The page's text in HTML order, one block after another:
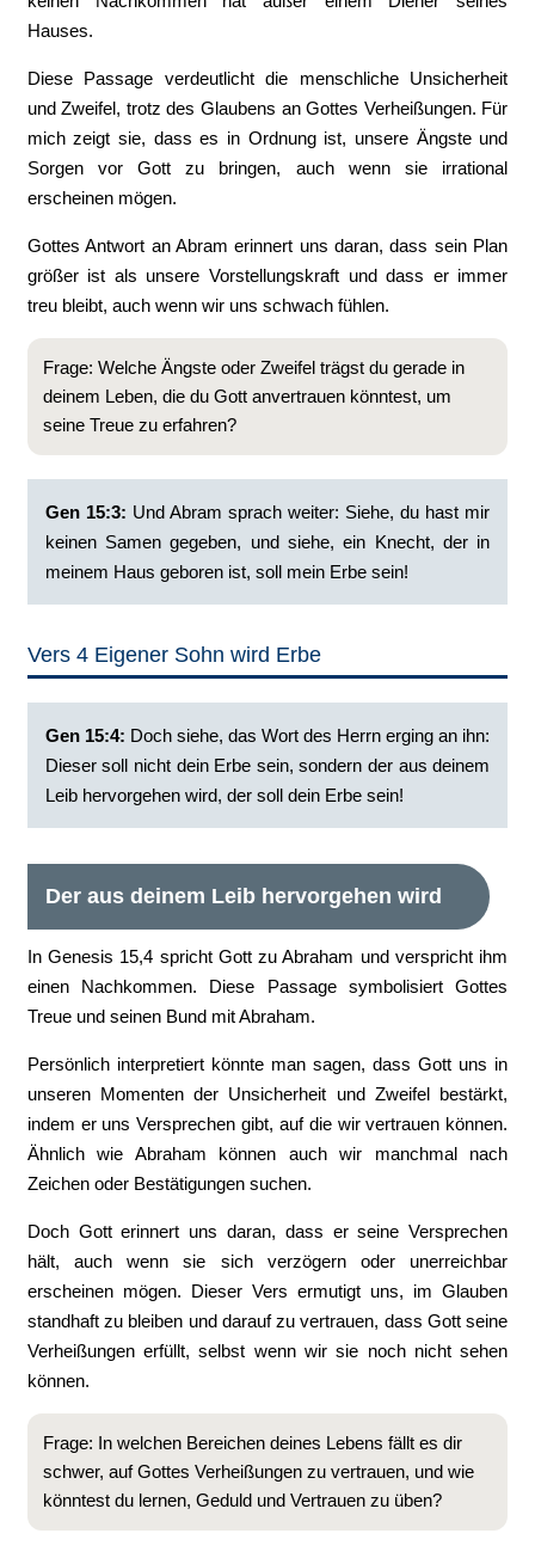
Hauses.
Diese Passage verdeutlicht die menschliche Unsicherheit
und Zweifel, trotz des Glaubens an Gottes Verheißungen. Für
mich zeigt sie, dass es in Ordnung ist, unsere Ängste und
Sorgen vor Gott zu bringen, auch wenn sie irrational
erscheinen mögen.
Gottes Antwort an Abram erinnert uns daran, dass sein Plan
größer ist als unsere Vorstellungskraft und dass er immer
treu bleibt, auch wenn wir uns schwach fühlen.
Frage: Welche Ängste oder Zweifel trägst du gerade in
deinem Leben, die du Gott anvertrauen könntest, um
seine Treue zu erfahren?
Gen 15:3: ‭Und Abram sprach weiter: Siehe, du hast mir
keinen Samen gegeben, und siehe, ein Knecht, der in
meinem Haus geboren ist, soll mein Erbe sein!
Vers 4 Eigener Sohn wird Erbe
Gen 15:4: ‭Doch siehe, das Wort des Herrn erging an ihn:
Dieser soll nicht dein Erbe sein, sondern der aus deinem
Leib hervorgehen wird, der soll dein Erbe sein!
Der aus deinem Leib hervorgehen wird
In Genesis 15,4 spricht Gott zu Abraham und verspricht ihm
einen Nachkommen. Diese Passage symbolisiert Gottes
Treue und seinen Bund mit Abraham.
Persönlich interpretiert könnte man sagen, dass Gott uns in
unseren Momenten der Unsicherheit und Zweifel bestärkt,
indem er uns Versprechen gibt, auf die wir vertrauen können.
Ähnlich wie Abraham können auch wir manchmal nach
Zeichen oder Bestätigungen suchen.
Doch Gott erinnert uns daran, dass er seine Versprechen
hält, auch wenn sie sich verzögern oder unerreichbar
erscheinen mögen. Dieser Vers ermutigt uns, im Glauben
standhaft zu bleiben und darauf zu vertrauen, dass Gott seine
Verheißungen erfüllt, selbst wenn wir sie noch nicht sehen
können.
Frage: In welchen Bereichen deines Lebens fällt es dir
schwer, auf Gottes Verheißungen zu vertrauen, und wie
könntest du lernen, Geduld und Vertrauen zu üben?